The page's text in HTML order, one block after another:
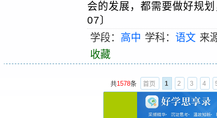
会的发展，都需要做好规
07〕
学段： 高中 学科： 语文 来
收藏
共1578条 首页 1 2 3 4